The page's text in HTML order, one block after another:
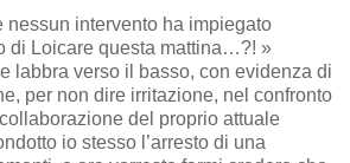
nessun intervento ha impiegato
di Loicare questa mattina…?! »
labbra verso il basso, con evidenza di
per non dire irritazione, nel confronto
del proprio attuale
io stesso l’arresto di una